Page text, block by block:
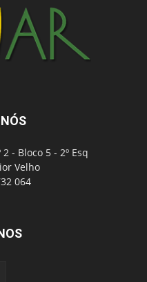
- Bloco 5 - 2º Esq
Velho
064